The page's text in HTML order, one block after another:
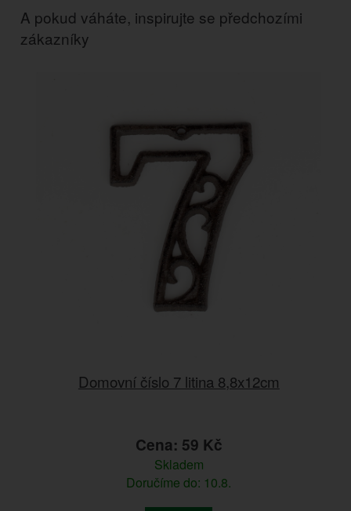
A pokud váháte, inspirujte se předchozími
zákazníky
Domovní číslo 7 litina 8,8x12cm
Cena: 59 Kč
Skladem
Doručíme do: 10.8.